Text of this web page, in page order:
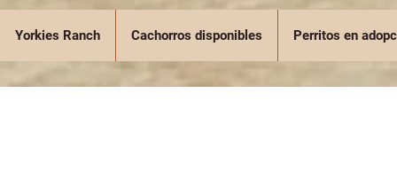
Yorkies Ranch Cachorros disponibles Perritos en